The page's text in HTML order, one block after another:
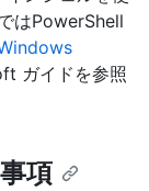
はPowerShell
ガイドを参照
項